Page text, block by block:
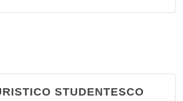
Mora 15, Milano
STUDENTESCO